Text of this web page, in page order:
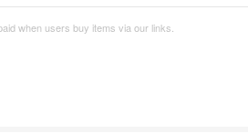
when users buy items via our links.